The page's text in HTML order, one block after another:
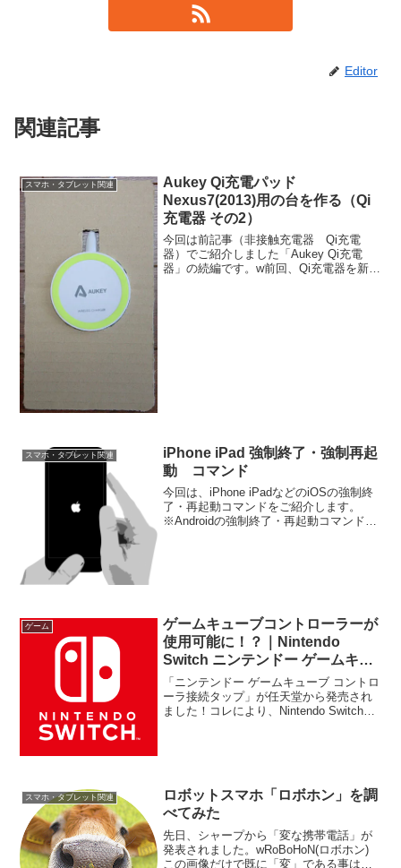
Editor
関連記事
スマホ・タブレット関連
Aukey Qi充電パッド
Nexus7(2013)用の台を作る（Qi
充電器 その2）
今回は前記事（非接触充電器 Qi充電
器）でご紹介しました「Aukey Qi充電
器」の続編です。w前回、Qi充電器を新し
スマホ・タブレット関連
iPhone iPad 強制終了・強制再起
動 コマンド
今回は、iPhone iPadなどのiOSの強制終
了・再起動コマンドをご紹介します。
※Androidの強制終了・再起動コマンドは
ゲーム
ゲームキューブコントローラーが
使用可能に！？｜Nintendo
Switch ニンテンドー ゲームキュ
ーブ コントローラ接続タップ
「ニンテンドー ゲームキューブ コントロ
ーラ接続タップ」が任天堂から発売され
ました！コレにより、Nintendo Switchに
スマホ・タブレット関連
ロボットスマホ「ロボホン」を調
べてみた
先日、シャープから「変な携帯電話」が
発表されました。wRoBoHoN(ロボホン)
この画像だけで既に「変」である事は伝